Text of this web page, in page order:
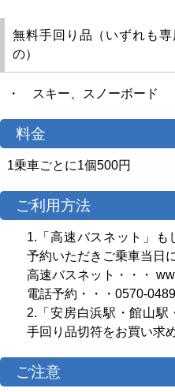
無料手回り品（いずれも
の）
・ スキー、スノーボード
料金
1乗車ごとに1個500円
ご利用方法
1.「高速バスネット」も
予約いただきご乗車当日
高速バスネット・・・
電話予約・・・0570-
2.「安房白浜駅・館山駅
手回り品切符をお買い求
ご注意